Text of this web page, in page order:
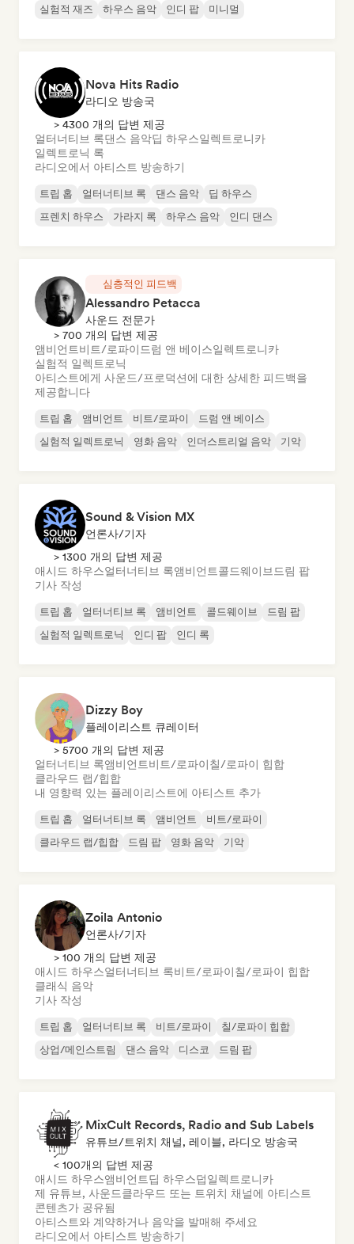
실험적 재즈 하우스 음악 인디 팝 미니멀
Nova Hits Radio
라디오 방송국
> 4300 개의 답변 제공
얼터너티브 록댄스 음악딥 하우스일렉트로니카
일렉트로닉 록
라디오에서 아티스트 방송하기
트립 홉 얼터너티브 록 댄스 음악
딥 하우스
프렌치 하우스
가라지 록 하우스 음악 인디 댄스
심층적인 피드백
Alessandro Petacca
사운드 전문가
> 700 개의 답변 제공
앰비언트비트/로파이 드럼 앤 베이스일렉트로니카
실험적 일렉트로닉
아티스트에게 사운드/프로덕션에 대한 상세한 피드백을
제공합니다
트립 홉 앰비언트 비트/로파이
드럼 앤 베이스
실험적 일렉트로닉
영화 음악 인더스트리얼 음악 기악
Sound & Vision MX
언론사/기자
> 1300 개의 답변 제공
애시드 하우스얼터너티브 록앰비언트콜드웨이브 드림 팝
기사 작성
트립 홉 얼터너티브 록 앰비언트 콜드웨이브
드림 팝
실험적 일렉트로닉
인디 팝 인디 록
Dizzy Boy
플레이리스트 큐레이터
> 5700 개의 답변 제공
얼터너티브 록앰비언트비트/로파이칠/로파이 힙합
클라우드 랩/힙합
내 영향력 있는 플레이리스트에 아티스트 추가
트립 홉 얼터너티브 록 앰비언트
비트/로파이
클라우드 랩/힙합
드림 팝 영화 음악 기악
Zoila Antonio
언론사/기자
> 100 개의 답변 제공
애시드 하우스얼터너티브 록비트/로파이칠/로파이 힙합
클래식 음악
기사 작성
트립 홉 얼터너티브 록 비트/로파이
칠/로파이 힙합
상업/메인스트림
댄스 음악 디스코 드림 팝
MixCult Records, Radio and Sub Labels
유튜브/트위치 채널, 레이블, 라디오 방송국
< 100개의 답변 제공
애시드 하우스앰비언트딥 하우스덥일렉트로니카
제 유튜브, 사운드클라우드 또는 트위치 채널에 아티스트
콘텐츠가 공유됨
아티스트와 계약하거나 음악을 발매해 주세요
라디오에서 아티스트 방송하기